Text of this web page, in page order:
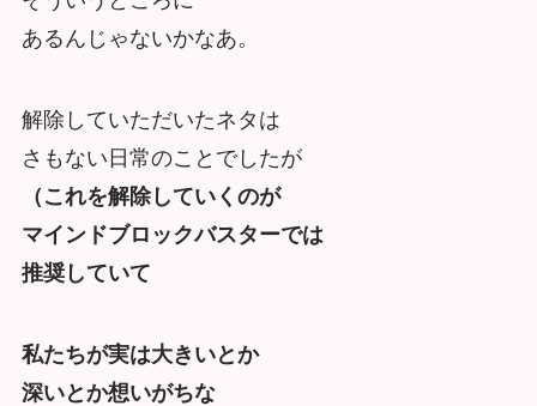
あるんじゃないかなあ。
解除していただいたネタは
さもない日常のことでしたが
（これを解除していくのが
マインドブロックバスターでは
推奨していて
私たちが実は大きいとか
深いとか想いがちな